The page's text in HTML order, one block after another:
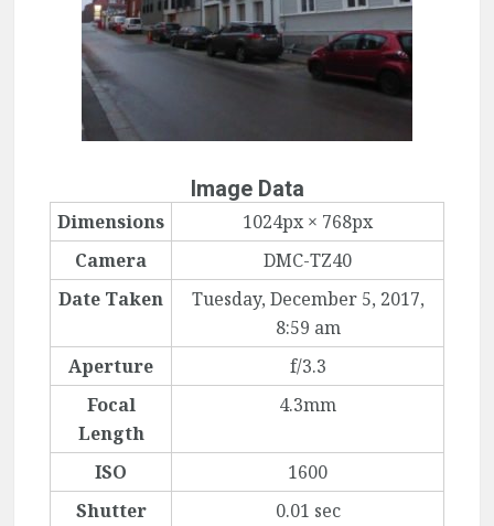
Image Data
Dimensions
1024px × 768px
Camera
DMC-TZ40
Date Taken
Tuesday, December 5, 2017,
8:59 am
Aperture
f/3.3
Focal
Length
4.3mm
ISO
1600
Shutter
0.01 sec